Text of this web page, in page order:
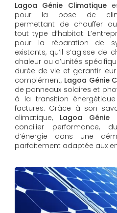
Lagoa Génie Climatique
pour la pose de
permettant de chauffer
tout type d’habitat.
pour la réparation de
existants, qu’il s’agisse de
chaleur ou d’unités
durée de vie et garantir
complément, Lagoa Génie
de panneaux solaires et
à la transition
factures. Grâce à son
climatique, Lagoa Génie
concilier performance,
d’énergie dans une
parfaitement adaptée aux